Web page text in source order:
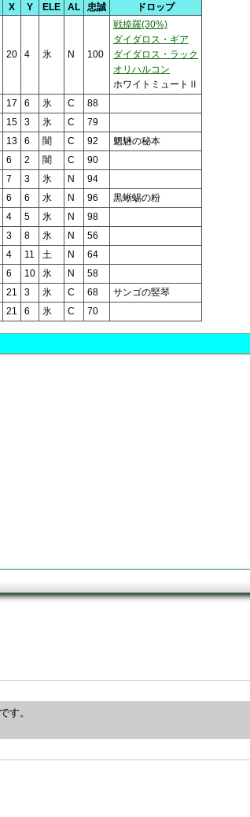
X Y ELE AL 忠誠 ドロップ
20 4 氷 N 100
戦捺羅(30%)
ダイダロス・ギア
ダイダロス・ラック
オリハルコン
ホワイトミュートⅡ
17 6 氷 C
88
15 3 氷 C
79
13 6 闇 C 92
魍魎の秘本
6 2 闇 C
90
7 3 氷 N
94
6 6 水 N 96
黒蜥蜴の粉
4 5 氷 N
98
3 8 氷 N
56
4 11 土 N
64
6 10 氷 N
58
21 3 氷 C 68
サンゴの竪琴
21 6 氷 C 70
す。